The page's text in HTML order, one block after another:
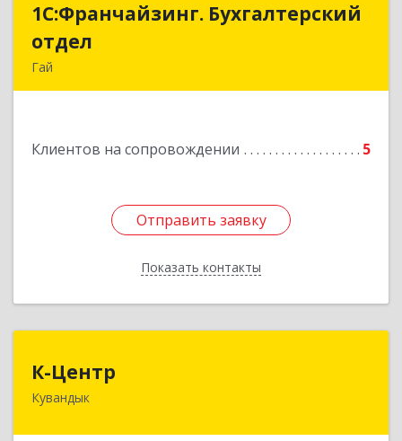
1С:Франчайзинг. Бухгалтерский
отдел
Гай
Клиентов на сопровождении 5
Отправить заявку
Показать контакты
1С:Франчайзинг. Бухгалтерский
Подробнее
Отправить заявку
Назад
К-Центр
Кувандык
462243, Оренбургская обл, Кувандыкский р-н,